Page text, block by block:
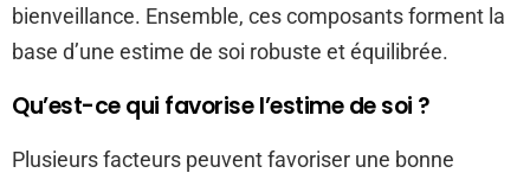
bienveillance. Ensemble, ces composants forment la
base d’une estime de soi robuste et équilibrée.
Qu’est-ce qui favorise l’estime de soi ?
Plusieurs facteurs peuvent favoriser une bonne